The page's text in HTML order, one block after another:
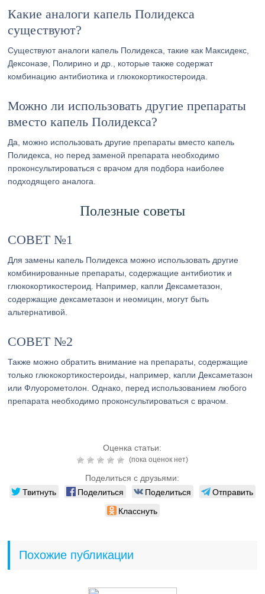
Какие аналоги капель Полидекса
существуют?
Существуют аналоги капель Полидекса, такие как Максидекс,
Дексоназе, Полирино и др., которые также содержат
комбинацию антибиотика и глюкокортикостероида.
Можно ли использовать другие препараты
вместо капель Полидекса?
Да, можно использовать другие препараты вместо капель
Полидекса, но перед заменой препарата необходимо
проконсультироваться с врачом для подбора наиболее
подходящего аналога.
Полезные советы
СОВЕТ №1
Для замены капель Полидекса можно использовать другие
комбинированные препараты, содержащие антибиотик и
глюкокортикостероид. Например, капли Дексаметазон,
содержащие дексаметазон и неомицин, могут быть
альтернативой.
СОВЕТ №2
Также можно обратить внимание на препараты, содержащие
только глюкокортикостероиды, например, капли Дексаметазон
или Флуорометолон. Однако, перед использованием любого
препарата необходимо проконсультироваться с врачом.
Оценка статьи:
(пока оценок нет)
Поделиться с друзьями:
Твитнуть Поделиться Поделиться
Отправить
Класснуть
Похожие публикации